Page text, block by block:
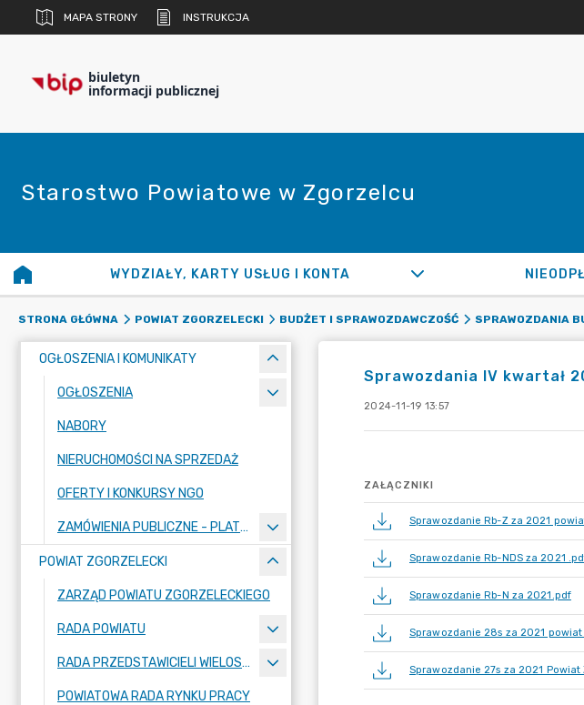
MAPA STRONY INSTRUKCJA
biuletyn
informacji publicznej
Starostwo Powiatowe w Zgorzelcu
WYDZIAŁY, KARTY USŁUG I KONTA
STRONA GŁÓWNA POWIAT ZGORZELECKI BUDŻET I SPRAWOZDAWCZOŚĆ SPRAWOZDANIA
OGŁOSZENIA I KOMUNIKATY
OGŁOSZENIA
NABORY
NIERUCHOMOŚCI NA SPRZEDAŻ
OFERTY I KONKURSY NGO
ZAMÓWIENIA PUBLICZNE - PLATFORMA ZAKUPOWA
POWIAT ZGORZELECKI
ZARZĄD POWIATU ZGORZELECKIEGO
RADA POWIATU
RADA PRZEDSTAWICIELI WIELOSPECJALISTYCZNEGO ZESPOŁU OPIEKI ZDROWOTNEJ "BOLESŁAWIEC-ZGORZELEC" SAMODZIELNEGO PUBLICZNEGO ZAKŁADU OPIEKI ZDROWOTNEJ
POWIATOWA RADA RYNKU PRACY
Sprawozdania IV kwartał
2024-11-19 13:57
ZAŁĄCZNIKI
Sprawozdanie Rb-Z za 2021
Sprawozdanie Rb-NDS za 2021
Sprawozdanie Rb-N za 2021.pdf
Sprawozdanie 28s za 2021
Sprawozdanie 27s za 2021